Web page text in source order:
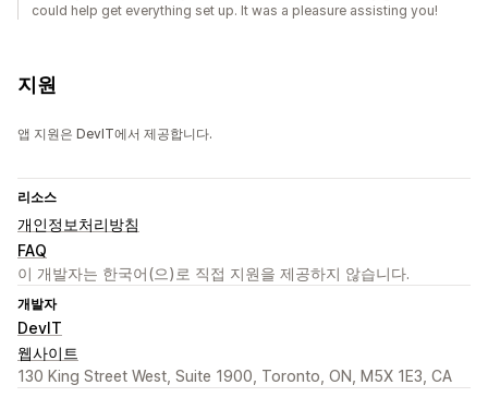
could help get everything set up. It was a pleasure assisting you!
지원
앱 지원은 DevIT에서 제공합니다.
리소스
개인정보처리방침
FAQ
이 개발자는 한국어(으)로 직접 지원을 제공하지 않습니다.
개발자
DevIT
웹사이트
130 King Street West, Suite 1900, Toronto, ON, M5X 1E3, CA